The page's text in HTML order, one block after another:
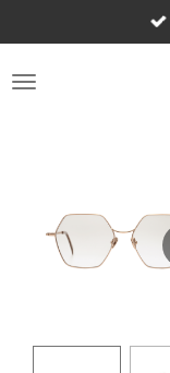
direct
naar